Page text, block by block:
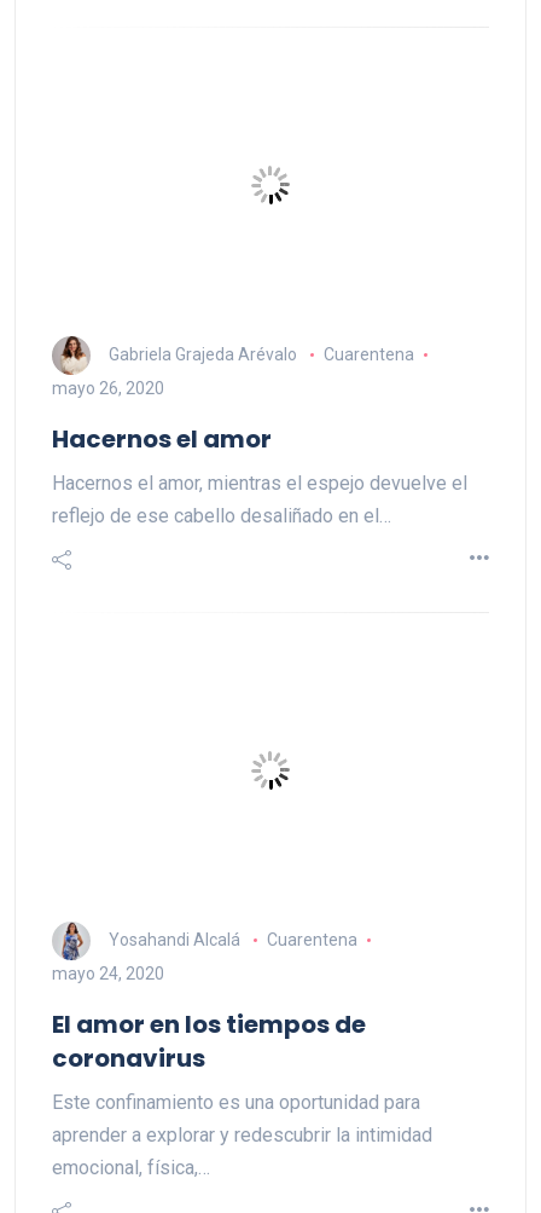
Gabriela Grajeda Arévalo
Cuarentena
mayo 26, 2020
Hacernos el amor
Hacernos el amor, mientras el espejo devuelve el
reflejo de ese cabello desaliñado en el…
Yosahandi Alcalá
Cuarentena
mayo 24, 2020
El amor en los tiempos de
coronavirus
Este confinamiento es una oportunidad para
aprender a explorar y redescubrir la intimidad
emocional, física,…